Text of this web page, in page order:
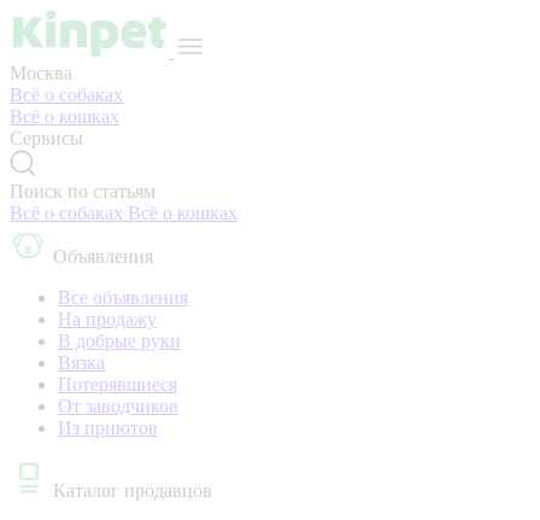
Москва
Всё о собаках
Всё о кошках
Сервисы
Поиск по статьям
Всё о собаках Всё о кошках
Объявления
Все объявления
На продажу
В добрые руки
Вязка
Потерявшиеся
От заводчиков
Из приютов
Каталог продавцов